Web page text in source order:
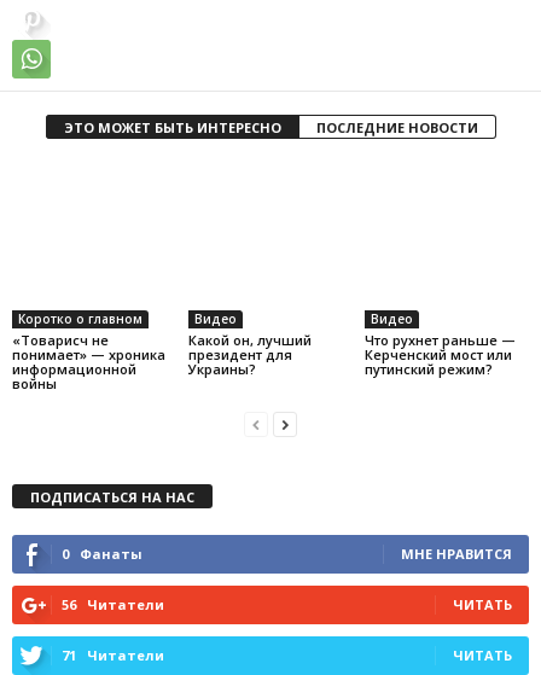
ЭТО МОЖЕТ БЫТЬ ИНТЕРЕСНО ПОСЛЕДНИЕ НОВОСТИ
Коротко о главном
«Товарисч не
понимает» — хроника
информационной
войны
Видео
Какой он, лучший
президент для
Украины?
Видео
Что рухнет раньше —
Керченский мост или
путинский режим?
ПОДПИСАТЬСЯ НА НАС
0 Фанаты МНЕ НРАВИТСЯ
56 Читатели ЧИТАТЬ
71 Читатели ЧИТАТЬ